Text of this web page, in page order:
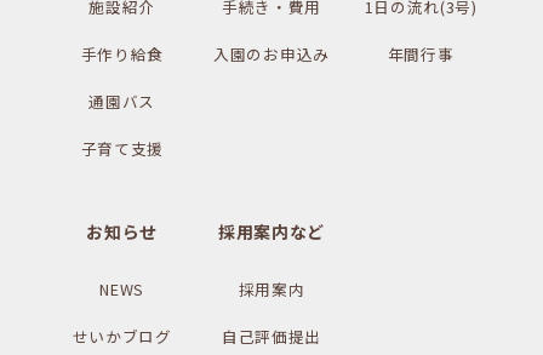
施設紹介
手作り給食
通園バス
子育て支援
手続き・費用
入園のお申込み
1日の流れ(3号)
年間行事
お知らせ
NEWS
せいかブログ
採用案内など
採用案内
自己評価提出